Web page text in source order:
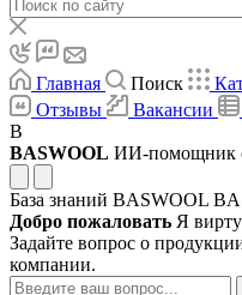
Главная Поиск
Отзывы
Вакансии
B
BASWOOL ИИ-помощник
База знаний BASWOOL
Добро пожаловать Я
Задайте вопрос о
компании.